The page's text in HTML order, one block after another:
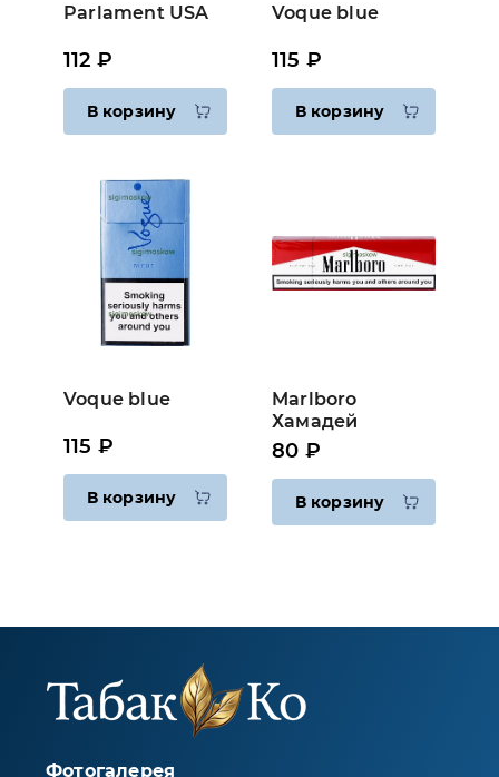
Parlament USA
112 ₽
В корзину
Voque blue
115 ₽
В корзину
Voque blue
115 ₽
В корзину
Marlboro
Хамадей
80 ₽
В корзину
Фотогалерея